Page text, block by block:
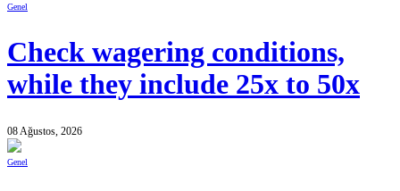
Genel
Check wagering conditions,
while they include 25x to 50x
08 Ağustos, 2026
Genel